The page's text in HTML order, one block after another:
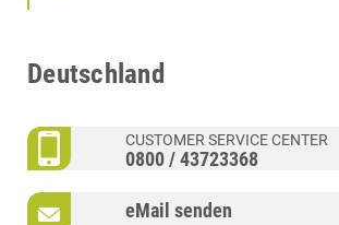
Deutschland
CUSTOMER SERVICE CENTER
0800 / 43723368
eMail senden